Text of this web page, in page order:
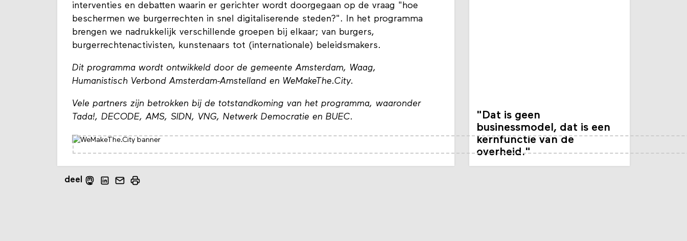
interventies en debatten waarin er gerichter wordt doorgegaan op de vraag "hoe
beschermen we burgerrechten in snel digitaliserende steden?". In het programma
brengen we nadrukkelijk verschillende groepen bij elkaar; van burgers,
burgerrechtenactivisten, kunstenaars tot (internationale) beleidsmakers.
Dit programma wordt ontwikkeld door de gemeente Amsterdam, Waag,
Humanistisch Verbond Amsterdam-Amstelland en WeMakeThe.City.
Vele partners zijn betrokken bij de totstandkoming van het programma, waaronder
Tada!, DECODE, AMS, SIDN, VNG, Netwerk Democratie en BUEC.
deel
"Dat is geen
businessmodel, dat is een
kernfunctie van de
overheid."